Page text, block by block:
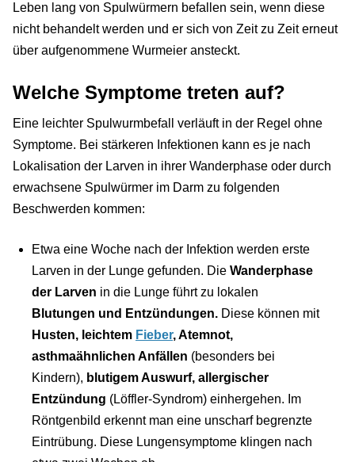
Leben lang von Spulwürmern befallen sein, wenn diese
nicht behandelt werden und er sich von Zeit zu Zeit erneut
über aufgenommene Wurmeier ansteckt.
Welche Symptome treten auf?
Eine leichter Spulwurmbefall verläuft in der Regel ohne
Symptome. Bei stärkeren Infektionen kann es je nach
Lokalisation der Larven in ihrer Wanderphase oder durch
erwachsene Spulwürmer im Darm zu folgenden
Beschwerden kommen:
Etwa eine Woche nach der Infektion werden erste
Larven in der Lunge gefunden. Die Wanderphase
der Larven in die Lunge führt zu lokalen
Blutungen und Entzündungen. Diese können mit
Husten, leichtem Fieber, Atemnot,
asthmaähnlichen Anfällen (besonders bei
Kindern), blutigem Auswurf, allergischer
Entzündung (Löffler-Syndrom) einhergehen. Im
Röntgenbild erkennt man eine unscharf begrenzte
Eintrübung. Diese Lungensymptome klingen nach